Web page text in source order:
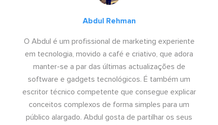
Abdul Rehman
O Abdul é um profissional de marketing experiente
em tecnologia, movido a café e criativo, que adora
manter-se a par das últimas actualizações de
software e gadgets tecnológicos. É também um
escritor técnico competente que consegue explicar
conceitos complexos de forma simples para um
público alargado. Abdul gosta de partilhar os seus